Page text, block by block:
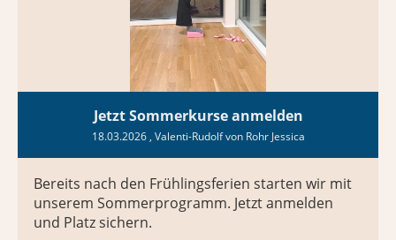
Jetzt Sommerkurse anmelden
18.03.2026, Valenti-Rudolf von Rohr Jessica
Bereits nach den Frühlingsferien starten wir mit
unserem Sommerprogramm. Jetzt anmelden
und Platz sichern.